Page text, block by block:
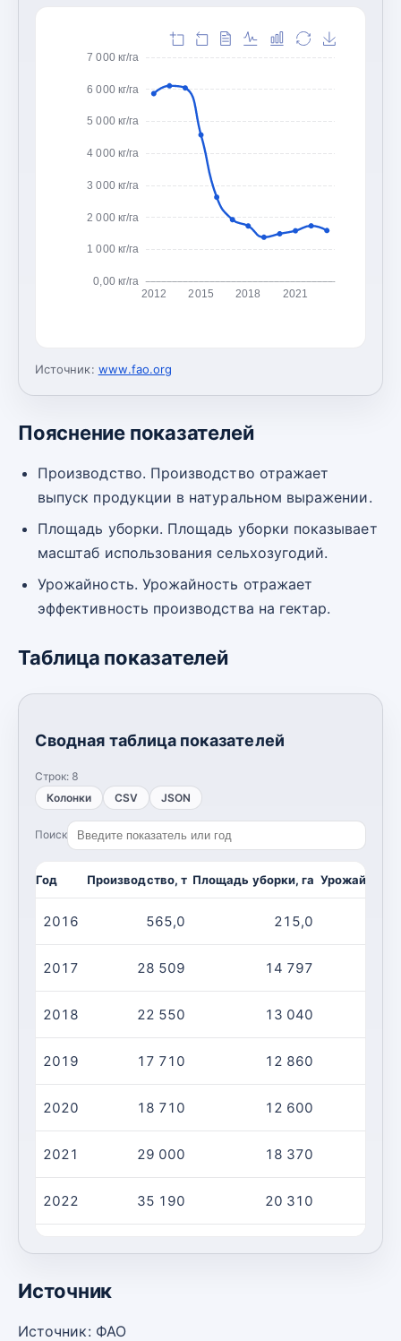
0,00 кг/га
1 000 кг/га
2 000 кг/га
3 000 кг/га
4 000 кг/га
5 000 кг/га
6 000 кг/га
7 000 кг/га
2012 2015 2018 2021
Источник: www.fao.org
Пояснение показателей
Производство. Производство отражает
выпуск продукции в натуральном выражении.
Площадь уборки. Площадь уборки показывает
масштаб использования сельхозугодий.
Урожайность. Урожайность отражает
эффективность производства на гектар.
Таблица показателей
Сводная таблица показателей
Строк: 8
Колонки
CSV JSON
Поиск
Год Производство, т Площадь уборки, га
2016 565,0 215,0
2017 28 509 14 797
2018 22 550 13 040
2019 17 710 12 860
2020 18 710 12 600
2021 29 000 18 370
2022 35 190 20 310
Источник
Источник: ФАО